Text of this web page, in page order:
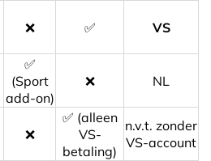
❌ ✅ VS
✅
(Sport
add-on)
❌ NL
❌
✅ (alleen
VS-
betaling)
n.v.t. zonder
VS-account